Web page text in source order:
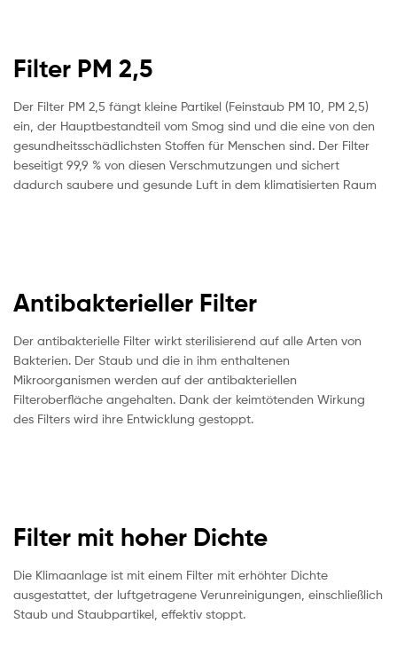
Filter PM 2,5
Der Filter PM 2,5 fängt kleine Partikel (Feinstaub PM 10, PM 2,5)
ein, der Hauptbestandteil vom Smog sind und die eine von den
gesundheitsschädlichsten Stoffen für Menschen sind. Der Filter
beseitigt 99,9 % von diesen Verschmutzungen und sichert
dadurch saubere und gesunde Luft in dem klimatisierten Raum
Antibakterieller Filter
Der antibakterielle Filter wirkt sterilisierend auf alle Arten von
Bakterien. Der Staub und die in ihm enthaltenen
Mikroorganismen werden auf der antibakteriellen
Filteroberfläche angehalten. Dank der keimtötenden Wirkung
des Filters wird ihre Entwicklung gestoppt.
Filter mit hoher Dichte
Die Klimaanlage ist mit einem Filter mit erhöhter Dichte
ausgestattet, der luftgetragene Verunreinigungen, einschließlich
Staub und Staubpartikel, effektiv stoppt.